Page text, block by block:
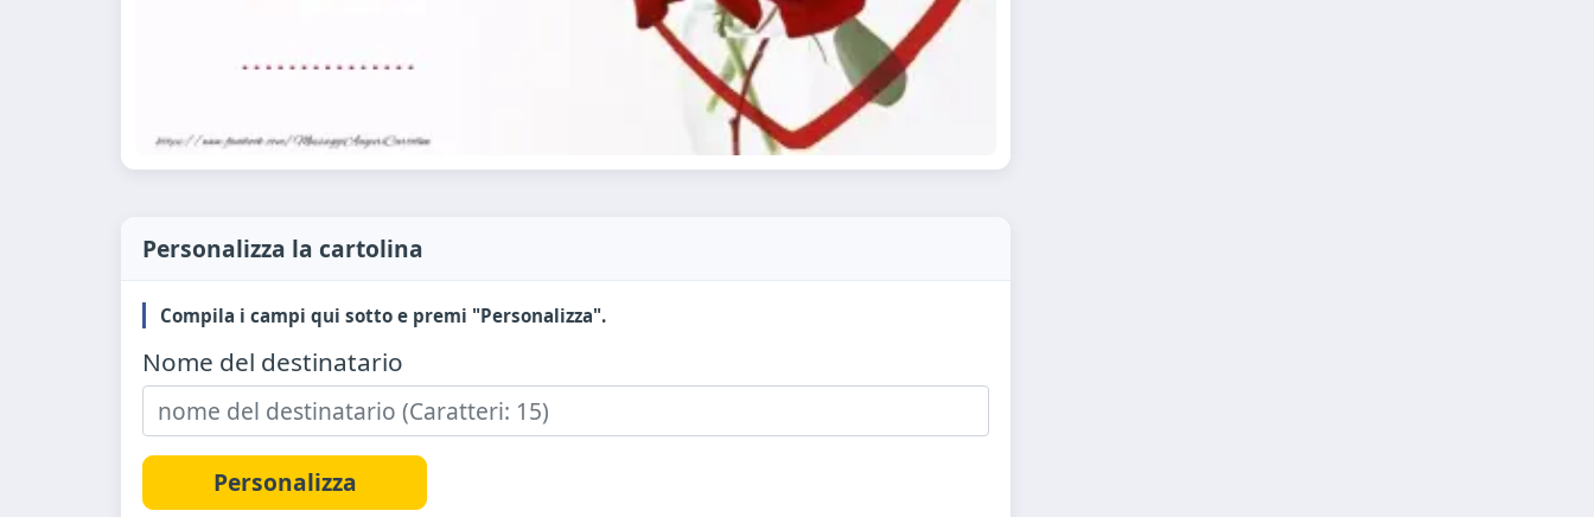
Personalizza la cartolina
Compila i campi qui sotto e premi "Personalizza".
Nome del destinatario